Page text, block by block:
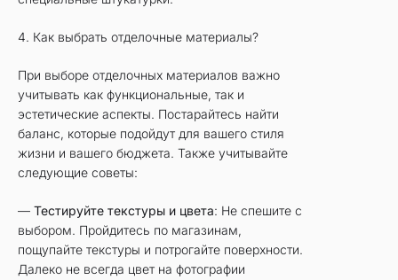
4. Как выбрать отделочные материалы?
При выборе отделочных материалов важно
учитывать как функциональные, так и
эстетические аспекты. Постарайтесь найти
баланс, которые подойдут для вашего стиля
жизни и вашего бюджета. Также учитывайте
следующие советы:
— Тестируйте текстуры и цвета: Не спешите с
выбором. Пройдитесь по магазинам,
пощупайте текстуры и потрогайте поверхности.
Далеко не всегда цвет на фотографии